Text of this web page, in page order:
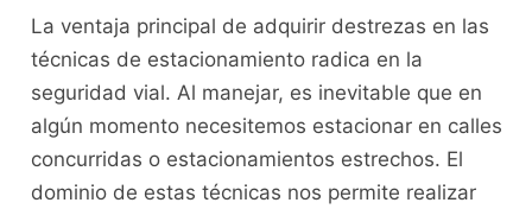
La ventaja principal ​de adquirir destrezas en ⁣las
técnicas de estacionamiento radica en la
seguridad vial. Al​ manejar, es inevitable que en
algún momento necesitemos estacionar⁣ en calles
concurridas o estacionamientos estrechos. El
dominio de estas técnicas nos permite realizar